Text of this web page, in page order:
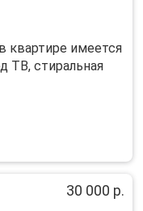
квартире имеется
ТВ, стиральная
30 000 р.